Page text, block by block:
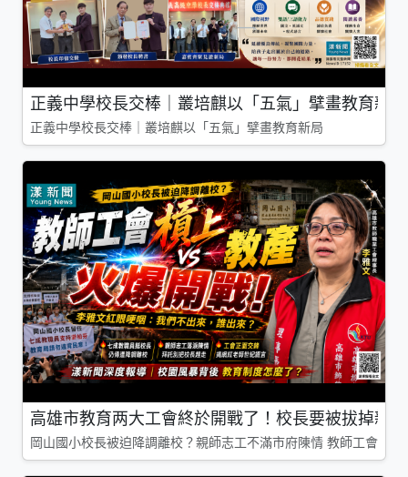
正義中學校長交棒｜叢培麒以「五氣」擘畫教育新局
正義中學校長交棒｜叢培麒以「五氣」擘畫教育新局
高雄市教育两大工會終於開戰了！校長要被拔掉親
岡山國小校長被迫降調離校？親師志工不滿市府陳情 教師工會槓